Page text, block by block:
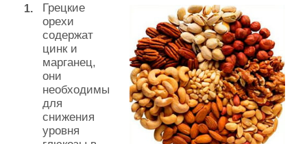
Грецкие
орехи
содержат
цинк и
марганец,
они
необходимы
для
снижения
уровня